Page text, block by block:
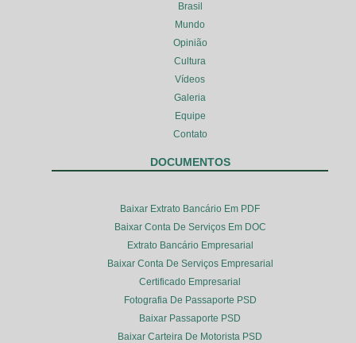
Brasil
Mundo
Opinião
Cultura
Vídeos
Galeria
Equipe
Contato
DOCUMENTOS
Baixar Extrato Bancário Em PDF
Baixar Conta De Serviços Em DOC
Extrato Bancário Empresarial
Baixar Conta De Serviços Empresarial
Certificado Empresarial
Fotografia De Passaporte PSD
Baixar Passaporte PSD
Baixar Carteira De Motorista PSD